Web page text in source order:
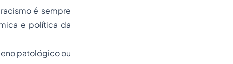
é sempre
e política da
patológico ou